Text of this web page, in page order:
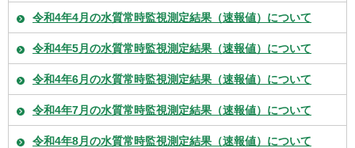
令和4年4月の水質常時監視測定結果（速報値）について
令和4年5月の水質常時監視測定結果（速報値）について
令和4年6月の水質常時監視測定結果（速報値）について
令和4年7月の水質常時監視測定結果（速報値）について
令和4年8月の水質常時監視測定結果（速報値）について